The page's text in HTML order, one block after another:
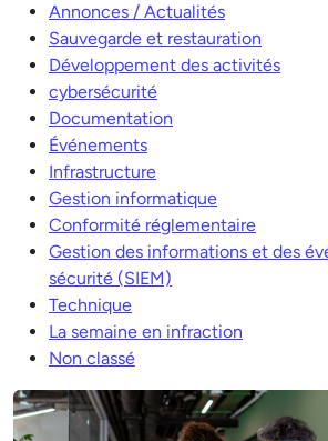
Annonces / Actualités
Sauvegarde et restauration
Développement des activités
cybersécurité
Documentation
Événements
Infrastructure
Gestion informatique
Conformité réglementaire
Gestion des informations et des
sécurité (SIEM)
Technique
La semaine en infraction
Non classé